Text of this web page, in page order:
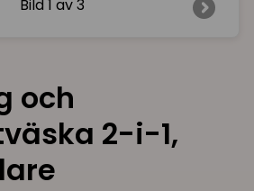
Bild 1 av 3
och
2-i-1,